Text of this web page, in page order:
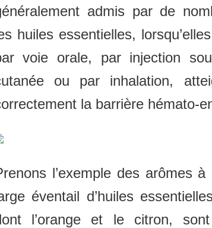
admis par de
huiles essentielles,
voie orale, par injection
ou par inhalation,
la barrière hémato-
l’exemple des arômes à
éventail d’huiles
l’orange et le citron,